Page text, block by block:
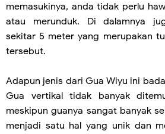
memasukinya, anda tidak perlu
atau merunduk. Di dalamnya
sekitar 5 meter yang merupakan
tersebut.
Adapun jenis dari Gua Wiyu ini
Gua vertikal tidak banyak
meskipun guanya sangat banyak
menjadi satu hal yang unik dan